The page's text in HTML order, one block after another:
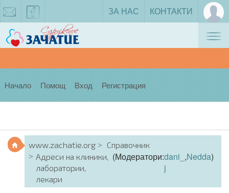
facebook
ЗА НАС КОНТАКТИ
Начало Помощ Вход Регистрация
www.zachatie.org
Справочник
Адреси на клиники,
лаборатории,
лекари
(Модератори:dani_
j
,Nedda)